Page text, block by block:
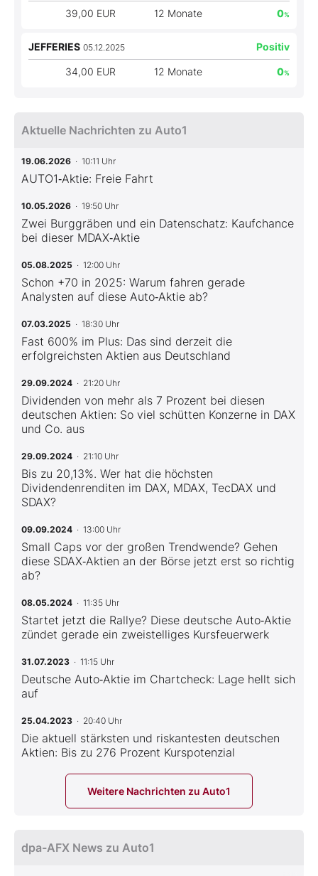
39,00 EUR 12 Monate 0%
JEFFERIES 05.12.2025 Positiv
34,00 EUR 12 Monate 0%
Aktuelle Nachrichten zu Auto1
19.06.2026 · 10:11 Uhr
AUTO1‑Aktie: Freie Fahrt
10.05.2026 · 19:50 Uhr
Zwei Burggräben und ein Datenschatz: Kaufchance
bei dieser MDAX‑Aktie
05.08.2025 · 12:00 Uhr
Schon +70 in 2025: Warum fahren gerade
Analysten auf diese Auto‑Aktie ab?
07.03.2025 · 18:30 Uhr
Fast 600% im Plus: Das sind derzeit die
erfolgreichsten Aktien aus Deutschland
29.09.2024 · 21:20 Uhr
Dividenden von mehr als 7 Prozent bei diesen
deutschen Aktien: So viel schütten Konzerne in DAX
und Co. aus
29.09.2024 · 21:10 Uhr
Bis zu 20,13%. Wer hat die höchsten
Dividendenrenditen im DAX, MDAX, TecDAX und
SDAX?
09.09.2024 · 13:00 Uhr
Small Caps vor der großen Trendwende? Gehen
diese SDAX‑Aktien an der Börse jetzt erst so richtig
ab?
08.05.2024 · 11:35 Uhr
Startet jetzt die Rallye? Diese deutsche Auto‑Aktie
zündet gerade ein zweistelliges Kursfeuerwerk
31.07.2023 · 11:15 Uhr
Deutsche Auto‑Aktie im Chartcheck: Lage hellt sich
auf
25.04.2023 · 20:40 Uhr
Die aktuell stärksten und riskantesten deutschen
Aktien: Bis zu 276 Prozent Kurspotenzial
Weitere Nachrichten zu Auto1
dpa-AFX News zu Auto1